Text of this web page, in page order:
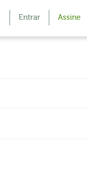
Entrar Assine